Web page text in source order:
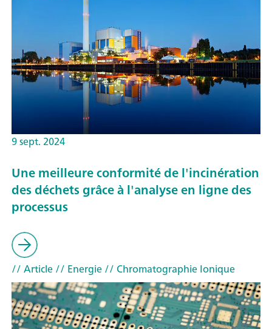
9 sept. 2024
Une meilleure conformité de l'incinération
des déchets grâce à l'analyse en ligne des
processus
// Article// Energie// Chromatographie Ionique